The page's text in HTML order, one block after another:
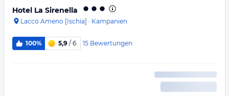
Hotel La Sirenella
Lacco Ameno [Ischia] · Kampanien
100% 5,9 / 6 15 Bewertungen